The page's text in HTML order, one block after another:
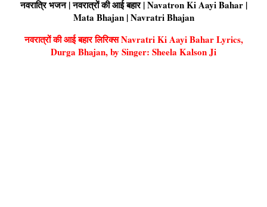
नवरात्रि भजन | नवरात्रों की आई बहार | Navatron Ki Aayi Bahar |
Mata Bhajan | Navratri Bhajan
नवरात्रों की आई बहार लिरिक्स Navratri Ki Aayi Bahar Lyrics,
Durga Bhajan, by Singer: Sheela Kalson Ji